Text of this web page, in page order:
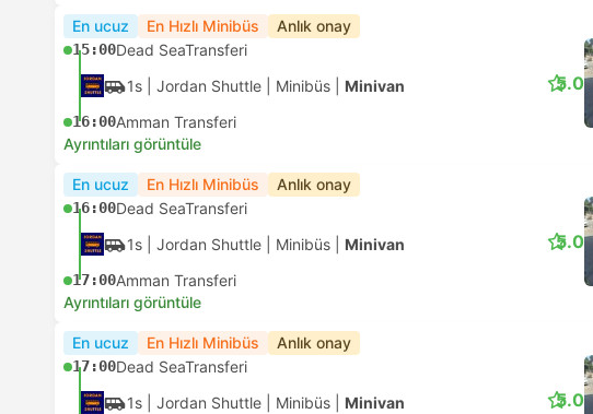
En ucuz En Hızlı Minibüs Anlık onay
15:00Dead SeaTransferi
1s | Jordan Shuttle Minibüs Minivan
16:00Amman Transferi
5.0
Ayrıntıları görüntüle
En ucuz En Hızlı Minibüs Anlık onay
16:00Dead SeaTransferi
1s | Jordan Shuttle Minibüs Minivan
17:00Amman Transferi
5.0
Ayrıntıları görüntüle
En ucuz En Hızlı Minibüs Anlık onay
17:00Dead SeaTransferi
1s | Jordan Shuttle Minibüs Minivan 5.0